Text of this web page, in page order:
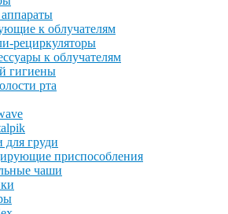
к облучателям
рециркуляторы
к облучателям
гигиены
рта
груди
приспособления
чаши